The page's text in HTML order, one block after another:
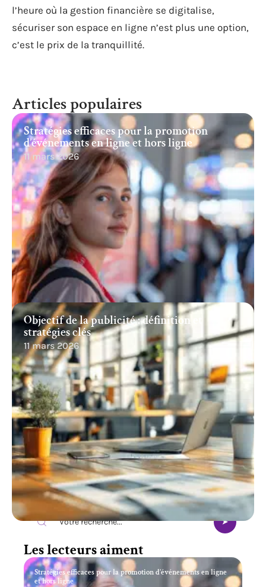
l’heure où la gestion financière se digitalise,
sécuriser son espace en ligne n’est plus une option,
c’est le prix de la tranquillité.
Articles populaires
Stratégies efficaces pour la promotion
d’événements en ligne et hors ligne
11 mars 2026
Objectif de la publicité : définition et
stratégies clés
11 mars 2026
Recherche
Les lecteurs aiment
Stratégies efficaces pour la promotion d’événements en ligne
et hors ligne